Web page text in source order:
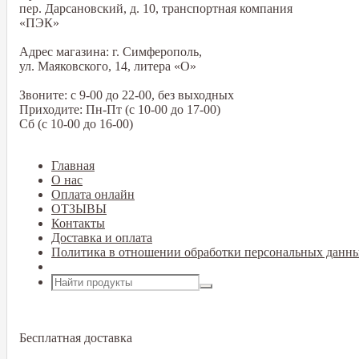
пер. Дарсановский, д. 10, транспортная компания
«ПЭК»
Адрес магазина: г. Симферополь,
ул. Маяковского, 14, литера «О»
Звоните: с 9-00 до 22-00, без выходных
Приходите: Пн-Пт (с 10-00 до 17-00)
Сб (с 10-00 до 16-00)
Главная
О нас
Оплата онлайн
ОТЗЫВЫ
Контакты
Доставка и оплата
Политика в отношении обработки персональных
Бесплатная доставка